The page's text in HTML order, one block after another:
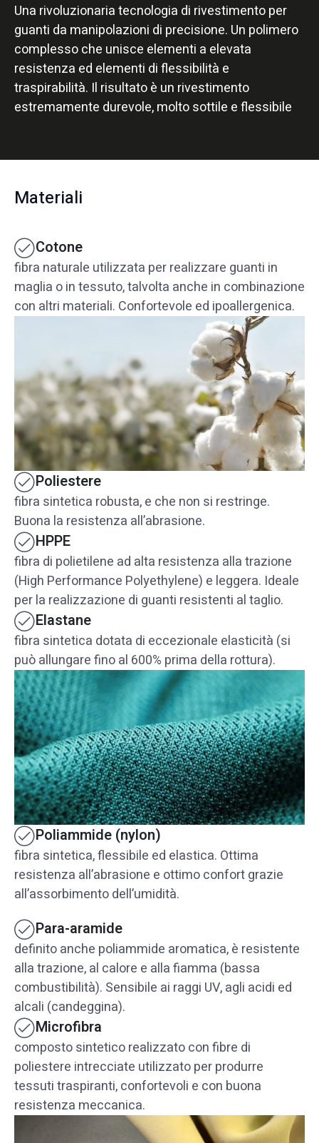
Una rivoluzionaria tecnologia di rivestimento per
guanti da manipolazioni di precisione. Un polimero
complesso che unisce elementi a elevata
resistenza ed elementi di flessibilità e
traspirabilità. Il risultato è un rivestimento
estremamente durevole, molto sottile e flessibile
Materiali
Cotone
fibra naturale utilizzata per realizzare guanti in
maglia o in tessuto, talvolta anche in combinazione
con altri materiali. Confortevole ed ipoallergenica.
Poliestere
fibra sintetica robusta, e che non si restringe.
Buona la resistenza all’abrasione.
HPPE
fibra di polietilene ad alta resistenza alla trazione
(High Performance Polyethylene) e leggera. Ideale
per la realizzazione di guanti resistenti al taglio.
Elastane
fibra sintetica dotata di eccezionale elasticità (si
può allungare fino al 600% prima della rottura).
Poliammide (nylon)
fibra sintetica, flessibile ed elastica. Ottima
resistenza all’abrasione e ottimo confort grazie
all’assorbimento dell’umidità.
Para-aramide
definito anche poliammide aromatica, è resistente
alla trazione, al calore e alla fiamma (bassa
combustibilità). Sensibile ai raggi UV, agli acidi ed
alcali (candeggina).
Microfibra
composto sintetico realizzato con fibre di
poliestere intrecciate utilizzato per produrre
tessuti traspiranti, confortevoli e con buona
resistenza meccanica.